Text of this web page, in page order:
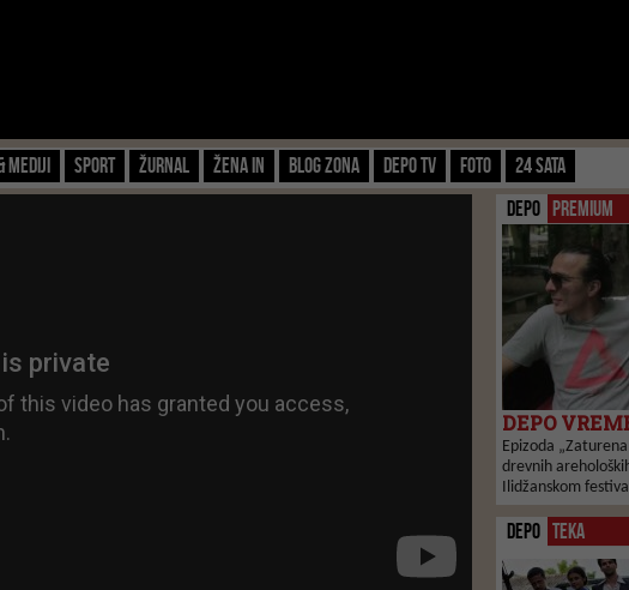
Mediji Sport Žurnal Žena IN Blog zona Depo TV FOTO 24 SATA
DEPO PREMIUM
DEPO
Epizoda
drevnih
Ilidžanskom
DEPO TEKA